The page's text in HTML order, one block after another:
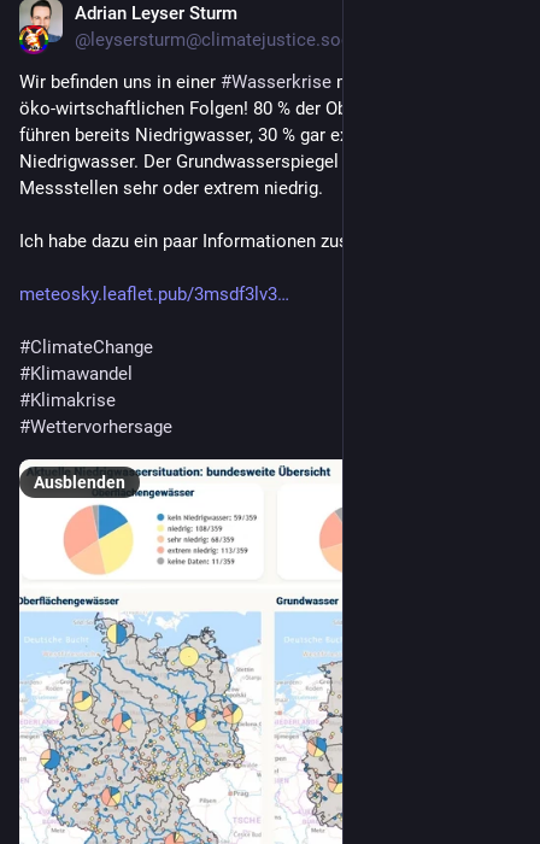
Adrian Leyser Sturm
@ leysersturm@climatejustice.social
Wir befinden uns in einer #Wasserkrise mit schwerwiegenden
öko-wirtschaftlichen Folgen! 80 % der Oberflächengewässer
führen bereits Niedrigwasser, 30 % gar extremes
Niedrigwasser. Der Grundwasserspiegel ist an der Hälfte der
Messstellen sehr oder extrem niedrig.
Ich habe dazu ein paar Informationen zusammengetragen:
meteosky.leaflet.pub/3msdf3lv3
#ClimateChange
#Klimawandel
#Klimakrise
#Wettervorhersage
Ausblenden